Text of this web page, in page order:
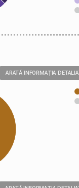
ARATĂ INFORMAȚIA